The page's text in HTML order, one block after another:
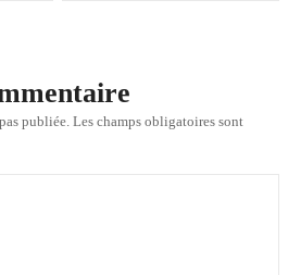
publiée. Les champs obligatoires sont